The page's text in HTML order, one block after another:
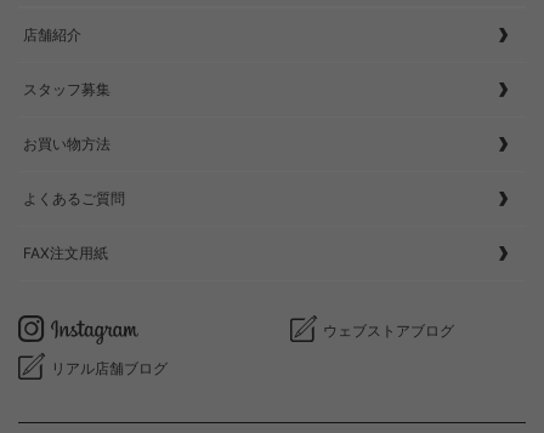
店舗紹介
スタッフ募集
お買い物方法
よくあるご質問
FAX注文用紙
ウェブストアブログ
リアル店舗ブログ